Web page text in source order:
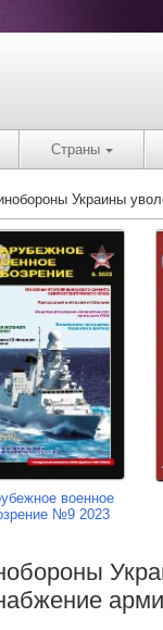
Страны
Украины
военное
№9 2023